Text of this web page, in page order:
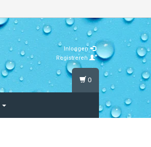
Inloggen
Registreren
0